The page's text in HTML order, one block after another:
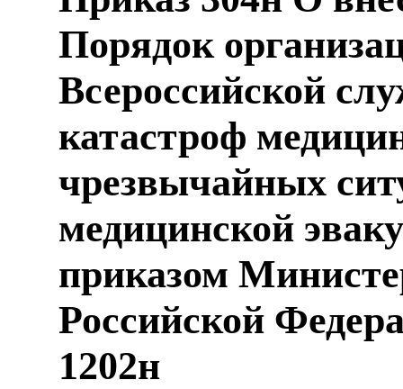
Порядок
Всероссийской
катастроф
чрезвычайных
медицинской
приказом
Российской
1202н